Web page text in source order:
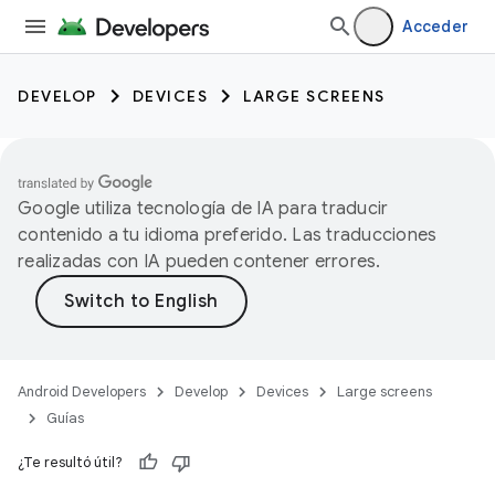
Acceder
DEVELOP DEVICES LARGE SCREENS
Google utiliza tecnología de IA para traducir
contenido a tu idioma preferido. Las traducciones
realizadas con IA pueden contener errores.
Android Developers Develop Devices
Large screens
Guías
¿Te resultó útil?